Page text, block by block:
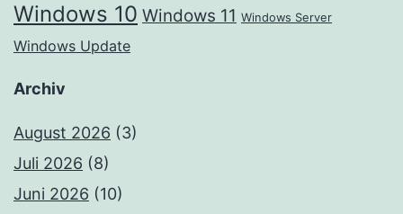
Windows 10 Windows 11 Windows Server
Windows Update
Archiv
August 2026 (3)
Juli 2026 (8)
Juni 2026 (10)